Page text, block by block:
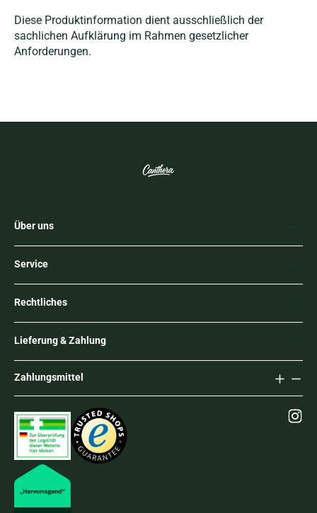
Diese Produktinformation dient ausschließlich der
sachlichen Aufklärung im Rahmen gesetzlicher
Anforderungen.
Über uns
Service
Rechtliches
Lieferung & Zahlung
Zahlungsmittel